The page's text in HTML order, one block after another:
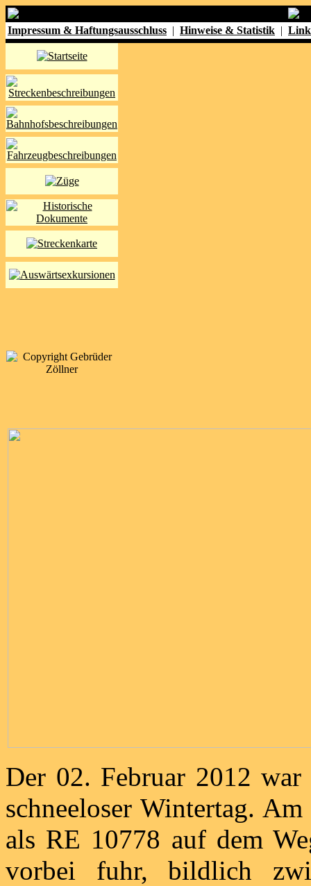
Impressum & Haftungsausschluss | Hinweise & Statistik |
Der 02. Februar 2012
schneeloser Wintertag.
als RE 10778 auf dem
vorbei fuhr, bildlich